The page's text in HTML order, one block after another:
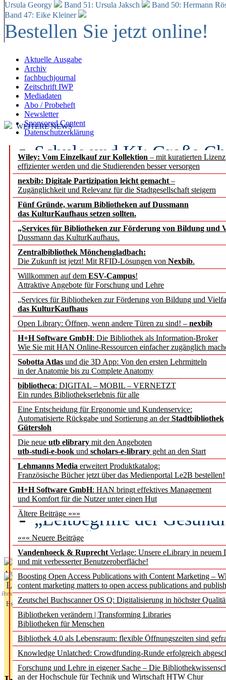
Ursula Georgy
Band 51: Ursula Jaksch Band 50: Hermann
Band 47: Eike Kleiner
Bestellen Sie jetzt online!
Aktuelle Ausgabe
Archiv
fachbuchjournal
Zeitschrift IWP
Mediadaten
Abo / Probeheft
Newsletter
Sponsored Content
Datenschutzerklärung
Wiley: Vom Einzelkauf zur Kollektion – mit kuratierten
effizienter werden und die Studierenden besser versorgen
nexbib: Digitale Partizipation leicht gemacht –
Zugänglichkeit und Relevanz für die Stadtgesellschaft steigern
Fünf Gründe, warum Bibliotheken auf Dussmann
das KulturKaufhaus setzen sollten.
„Services für Bibliotheken zur Förderung von Bildung und
Dussmann das KulturKaufhaus.
Zentralbibliothek Mönchengladbach:
Die Zukunft ist jetzt! Mit RFID-Lösungen von Nexbib.
Willkommen auf dem ESV-Campus!
Attraktive Angebote für Forschung und Lehre
„Services für Bibliotheken zur Förderung von Bildung und
das KulturKaufhaus
Open Library: Öffnen, wenn andere Türen zu sind! – nexbib
H+H Software GmbH: Die Bibliothek als Information-Broker
Wie Sie mit HAN Online-Ressourcen einfacher zugänglich
Sobotta Atlas und die 3D App: Von den ersten Lehrmitteln
in der Anatomie bis zu Complete Anatomy
bibliotheca: DIGITAL – MOBIL – VERNETZT
Ein rundes Bibliothekserlebnis für alle
Eine Entscheidung für Ergonomie und Kundenservice:
Automatisierte Rückgabe und Sortierung an derStadtbibliothek
Gütersloh
Die neue utb elibrary mit den Angeboten
utb-studi-e-book und scholars-e-library geht an den Start
Lehmanns Media erweitert Produktkatalog:
Französische Bücher jetzt über das Medienportal Le2B bestellen!
H+H Software GmbH: HAN bringt effektives Management
und Komfort für die Nutzer unter einen Hut
Ältere Beiträge »»»
««« Neuere Beiträge
Vandenhoeck & Ruprecht Verlage: Unsere eLibrary in neuem
und mit verbesserter Benutzeroberfläche!
Boosting Open Access Publications with Content Marketing –
content marketing matters to open access publications and
Zeutschel Buchscanner OS Q: Digitalisierung in höchster
Bibliotheken verändern | Transforming Libraries
Bibliotheken für Menschen
Bibliothek 4.0 als Lebensraum: flexible Öffnungszeiten sind
Knowledge Unlatched: Crowdfunding-Runde erfolgreich
Forschung und Lehre in eigener Sache – Die
an der Hochschule für Technik und Wirtschaft HTW Chur
WEITERE NEWS
Schule und KI: Große
Voraussetzungen
Erfolgreiches erstes
Segment Research –
angepasst
konstruktiv!
Mohr Siebeck
und die Zeitschrift für
Francke Attempto
EBSCO Information
Recherchefunktionen in
Sorbisches Institut neu
Geschichte und
Künstliche Intelligenz
besser zu verstehen
„Leitbegriffe der
des BIÖG erscheinen
Aktuelles aus
L
ibrary
Essentials